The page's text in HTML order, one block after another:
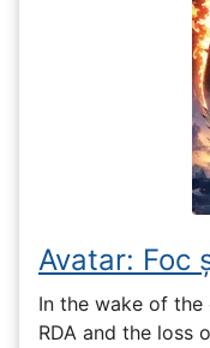
Avatar: Foc
In the wake of
RDA and the loss